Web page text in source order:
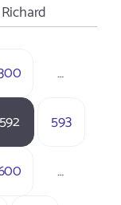
Richard
…
592 593
…